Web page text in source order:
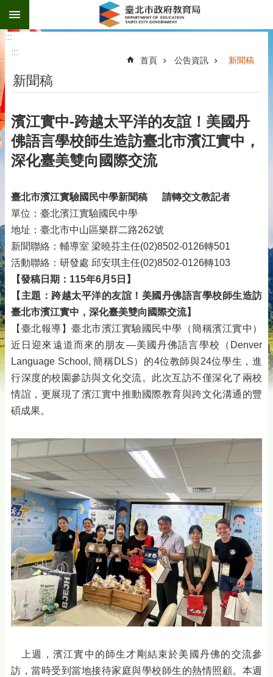
跳到主要內容區塊
:::
:::
首頁 公告資訊 新聞稿
新聞稿
濱江實中-跨越太平洋的友誼！美國丹
佛語言學校師生造訪臺北市濱江實中，
深化臺美雙向國際交流
臺北市濱江實驗國民中學新聞稿
請轉交文教記者
單位：臺北濱江實驗國民中學
地址：臺北市中山區樂群二路262號
新聞聯絡：輔導室 梁曉芬主任(02)8502-0126轉501
活動聯絡：研發處 邱安琪主任(02)8502-0126轉103
【發稿日期：115年6月5日】
【主題：跨越太平洋的友誼！美國丹佛語言學校師生造訪
臺北市濱江實中，深化臺美雙向國際交流】
【臺北報導】臺北市濱江實驗國民中學（簡稱濱江實中）
近日迎來遠道而來的朋友—美國丹佛語言學校（Denver
Language School, 簡稱DLS）的4位教師與24位學生，進
行深度的校園參訪與文化交流。此次互訪不僅深化了兩校
情誼，更展現了濱江實中推動國際教育與跨文化溝通的豐
碩成果。
上週，濱江實中的師生才剛結束於美國丹佛的交流參
訪，當時受到當地接待家庭與學校師生的熱情照顧。本週